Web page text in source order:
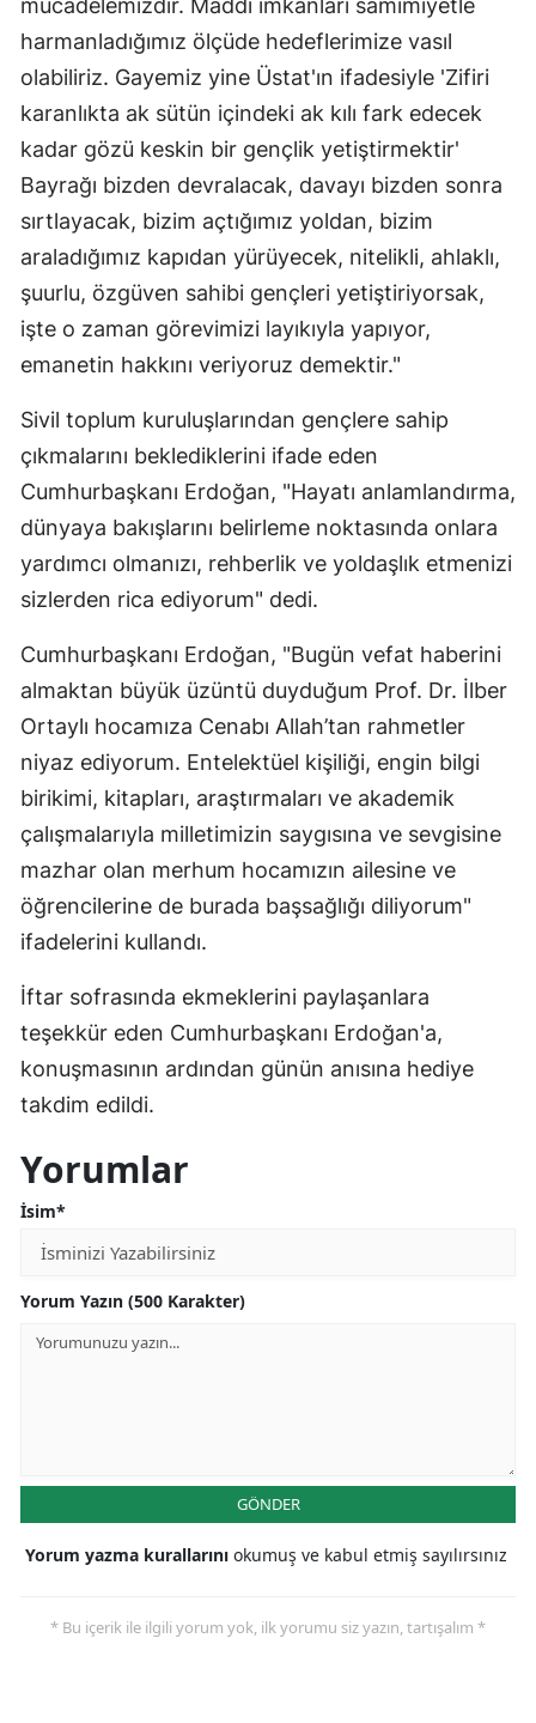
mücadelemizdir. Maddi imkânları samimiyetle
harmanladığımız ölçüde hedeflerimize vasıl
olabiliriz. Gayemiz yine Üstat'ın ifadesiyle 'Zifiri
karanlıkta ak sütün içindeki ak kılı fark edecek
kadar gözü keskin bir gençlik yetiştirmektir'
Bayrağı bizden devralacak, davayı bizden sonra
sırtlayacak, bizim açtığımız yoldan, bizim
araladığımız kapıdan yürüyecek, nitelikli, ahlaklı,
şuurlu, özgüven sahibi gençleri yetiştiriyorsak,
işte o zaman görevimizi layıkıyla yapıyor,
emanetin hakkını veriyoruz demektir."
Sivil toplum kuruluşlarından gençlere sahip
çıkmalarını beklediklerini ifade eden
Cumhurbaşkanı Erdoğan, "Hayatı anlamlandırma,
dünyaya bakışlarını belirleme noktasında onlara
yardımcı olmanızı, rehberlik ve yoldaşlık etmenizi
sizlerden rica ediyorum" dedi.
Cumhurbaşkanı Erdoğan, "Bugün vefat haberini
almaktan büyük üzüntü duyduğum Prof. Dr. İlber
Ortaylı hocamıza Cenabı Allah’tan rahmetler
niyaz ediyorum. Entelektüel kişiliği, engin bilgi
birikimi, kitapları, araştırmaları ve akademik
çalışmalarıyla milletimizin saygısına ve sevgisine
mazhar olan merhum hocamızın ailesine ve
öğrencilerine de burada başsağlığı diliyorum"
ifadelerini kullandı.
İftar sofrasında ekmeklerini paylaşanlara
teşekkür eden Cumhurbaşkanı Erdoğan'a,
konuşmasının ardından günün anısına hediye
takdim edildi.
Yorumlar
İsim*
Yorum Yazın (500 Karakter)
GÖNDER
Yorum yazma kurallarını okumuş ve kabul etmiş sayılırsınız
* Bu içerik ile ilgili yorum yok, ilk yorumu siz yazın, tartışalım *